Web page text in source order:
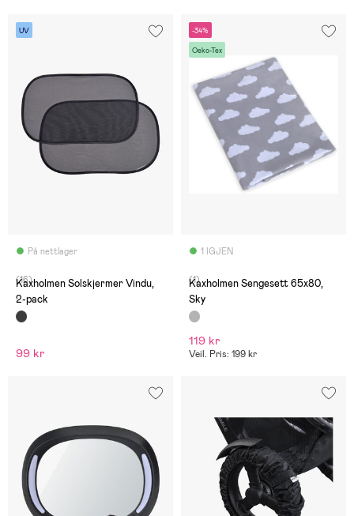
UV
På nettlager
(16)
Kaxholmen Solskjermer Vindu,
2-pack
99 kr
-34%
Oeko-Tex
1 IGJEN
(1)
Kaxholmen Sengesett 65x80,
Sky
119 kr
Veil. Pris: 199 kr